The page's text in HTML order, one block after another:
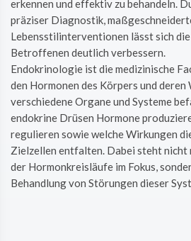
erkennen und effektiv zu behandeln.
präziser Diagnostik,
Lebensstilinterventionen lässt sich
Betroffenen deutlich verbessern.
Endokrinologie ist die medizinische
den Hormonen des Körpers und
verschiedene Organe und Systeme
endokrine Drüsen Hormone
regulieren sowie welche Wirkungen
Zielzellen entfalten. Dabei steht nicht
der Hormonkreisläufe im Fokus,
Behandlung von Störungen dieser